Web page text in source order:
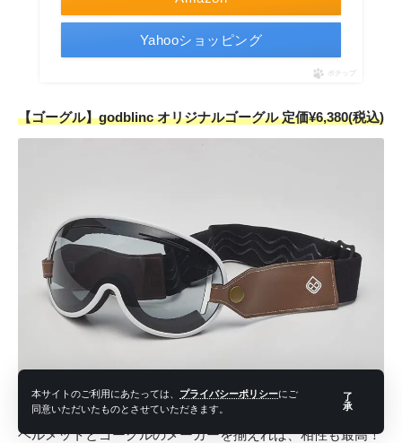
本サイトのご利用にあたっては、 プライバシーポリシーにご
同意いただいたものとさせていただきます。
了
承
Yahooショッピング
ポチップ
【ゴーグル】godblinc オリジナルゴーグル 定価¥6,380(税込)
ヘルメットとゴーグルのメーカーを揃えれば、相性も最高！